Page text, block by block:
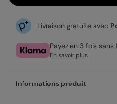
Livraison gratuite avec
Payez en 3 fois sans
En savoir plus
Informations produit